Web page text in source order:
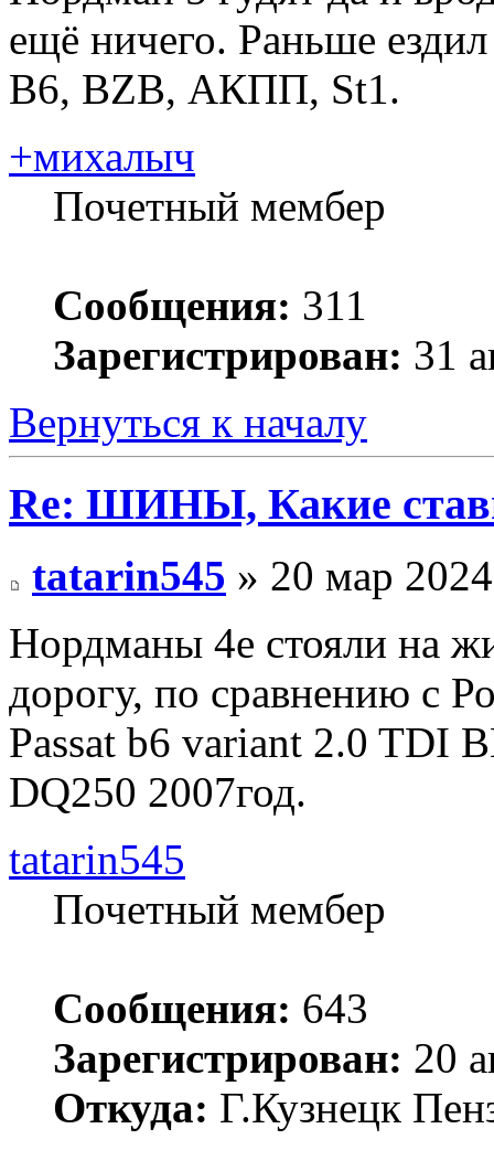
ещё ничего. Раньше
B6, BZB, АКПП, St1.
+михалыч
Почетный мембер
Сообщения: 311
Зарегистрирован: 31
Вернуться к началу
Re: ШИНЫ, Какие
tatarin545 » 20 мар
Нордманы 4е стояли на
дорогу, по сравнению с
Passat b6 variant 2.0 TDI
DQ250 2007год.
tatarin545
Почетный мембер
Сообщения: 643
Зарегистрирован: 20
Откуда: Г.Кузнецк